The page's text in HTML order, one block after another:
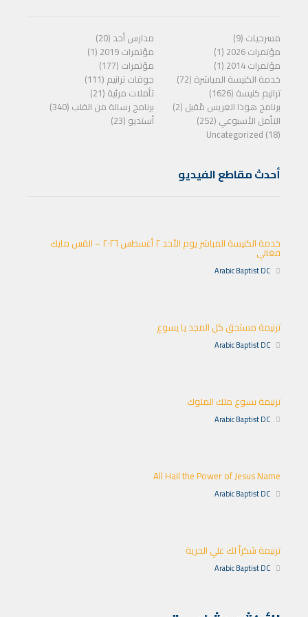
مسرحيات (9)
مدارس أحد (20)
مؤتمرات 2026 (1)
مؤتمرات 2019 (1)
مؤتمرات 2014 (1)
مؤتمرات (177)
خدمة الكنيسة المباشرة (72)
جوقات ترانيم (111)
ترانيم كنيسة (1626)
تأملات مرئية (21)
برنامج هوذا العريس مًقبل (2)
برنامج رسالة من القلب (340)
التأمل الأسبوعي (252)
أستديو (23)
Uncategorized (18)
أحدث مقاطع الفيديو
خدمة الكنيسة المباشر يوم الأحد ٢ أغسطس ٢٠٢٦ – القس مايك
فغالي
Arabic Baptist DC
ترنيمة مستحق كل المجد يا يسوع
Arabic Baptist DC
ترنيمة يسوع ملك الملوك
Arabic Baptist DC
All Hail the Power of Jesus Name
Arabic Baptist DC
ترنيمة شكراً لك علي الحرية
Arabic Baptist DC